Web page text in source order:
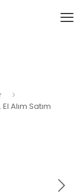
Alım Satım